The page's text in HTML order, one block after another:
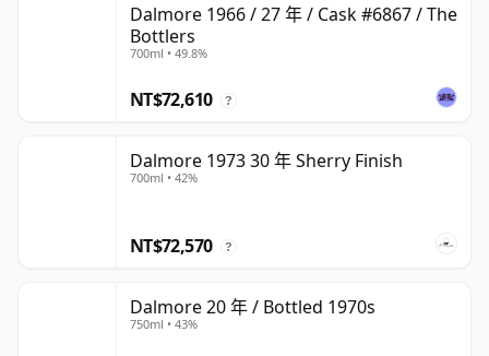
Dalmore 1966 / 27 年 / Cask #6867 / The
Bottlers
700ml • 49.8%
NT$72,610 ?
Dalmore 1973 30 年 Sherry Finish
700ml • 42%
NT$72,570 ?
Dalmore 20 年 / Bottled 1970s
750ml • 43%